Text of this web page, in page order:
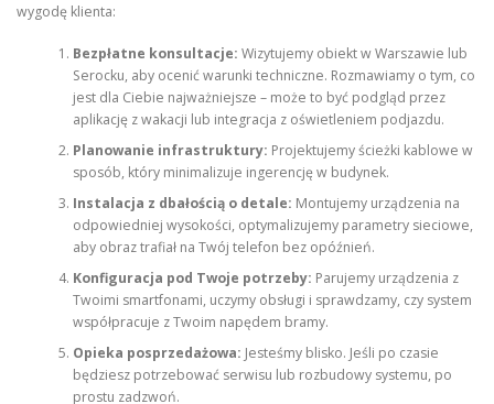
wygodę klienta:
Bezpłatne konsultacje: Wizytujemy obiekt w Warszawie lub
Serocku, aby ocenić warunki techniczne. Rozmawiamy o tym, co
jest dla Ciebie najważniejsze – może to być podgląd przez
aplikację z wakacji lub integracja z oświetleniem podjazdu.
Planowanie infrastruktury: Projektujemy ścieżki kablowe w
sposób, który minimalizuje ingerencję w budynek.
Instalacja z dbałością o detale: Montujemy urządzenia na
odpowiedniej wysokości, optymalizujemy parametry sieciowe,
aby obraz trafiał na Twój telefon bez opóźnień.
Konfiguracja pod Twoje potrzeby: Parujemy urządzenia z
Twoimi smartfonami, uczymy obsługi i sprawdzamy, czy system
współpracuje z Twoim napędem bramy.
Opieka posprzedażowa: Jesteśmy blisko. Jeśli po czasie
będziesz potrzebować serwisu lub rozbudowy systemu, po
prostu zadzwoń.